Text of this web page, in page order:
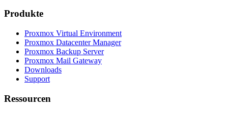
Produkte
Proxmox Virtual Environment
Proxmox Datacenter Manager
Proxmox Backup Server
Proxmox Mail Gateway
Downloads
Support
Ressourcen